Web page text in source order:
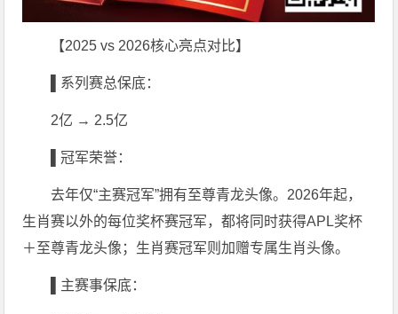
【2025 vs 2026核心亮点对比】
▌系列赛总保底：
2亿 → 2.5亿
▌冠军荣誉：
去年仅“主赛冠军”拥有至尊青龙头像。2026年起，
生肖赛以外的每位奖杯赛冠军，都将同时获得APL奖杯
＋至尊青龙头像；生肖赛冠军则加赠专属生肖头像。
▌主赛事保底：